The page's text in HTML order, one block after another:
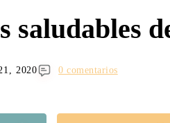
saludables
2020 0 comentarios